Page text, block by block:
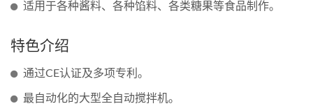
适用于各种酱料、各种馅料、各类糖果等食品制作。
特色介绍
通过CE认证及多项专利。
最自动化的大型全自动搅拌机。